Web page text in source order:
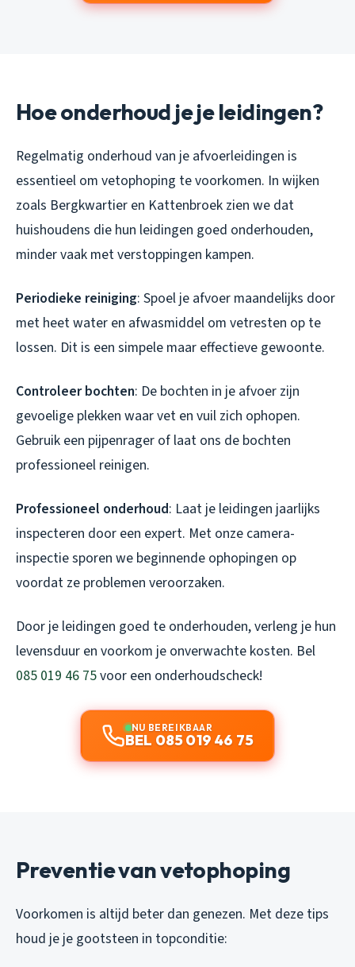
Hoe onderhoud je je leidingen?
Regelmatig onderhoud van je afvoerleidingen is
essentieel om vetophoping te voorkomen. In wijken
zoals Bergkwartier en Kattenbroek zien we dat
huishoudens die hun leidingen goed onderhouden,
minder vaak met verstoppingen kampen.
Periodieke reiniging: Spoel je afvoer maandelijks door
met heet water en afwasmiddel om vetresten op te
lossen. Dit is een simpele maar effectieve gewoonte.
Controleer bochten: De bochten in je afvoer zijn
gevoelige plekken waar vet en vuil zich ophopen.
Gebruik een pijpenrager of laat ons de bochten
professioneel reinigen.
Professioneel onderhoud: Laat je leidingen jaarlijks
inspecteren door een expert. Met onze camera-
inspectie sporen we beginnende ophopingen op
voordat ze problemen veroorzaken.
Door je leidingen goed te onderhouden, verleng je hun
levensduur en voorkom je onverwachte kosten. Bel
085 019 46 75voor een onderhoudscheck!
NU BEREIKBAAR
BEL 085 019 46 75
Preventie van vetophoping
Voorkomen is altijd beter dan genezen. Met deze tips
houd je je gootsteen in topconditie: